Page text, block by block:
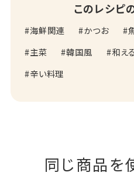
このレシピ
海鮮関連 かつお
主菜
韓国風 和え
辛い料理
同じ商品を